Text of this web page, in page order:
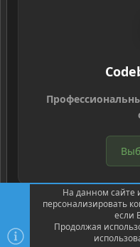
На данном сайте
персонализировать
если
Продолжая